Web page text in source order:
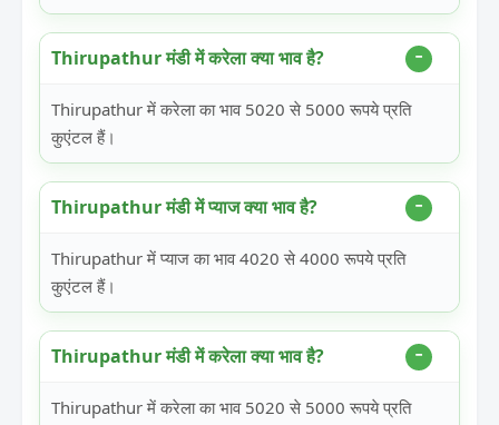
Thirupathur मंडी में करेला क्या भाव है?
Thirupathur में करेला का भाव 5020 से 5000 रूपये प्रति
कुएंटल हैं।
Thirupathur मंडी में प्याज क्या भाव है?
Thirupathur में प्याज का भाव 4020 से 4000 रूपये प्रति
कुएंटल हैं।
Thirupathur मंडी में करेला क्या भाव है?
Thirupathur में करेला का भाव 5020 से 5000 रूपये प्रति